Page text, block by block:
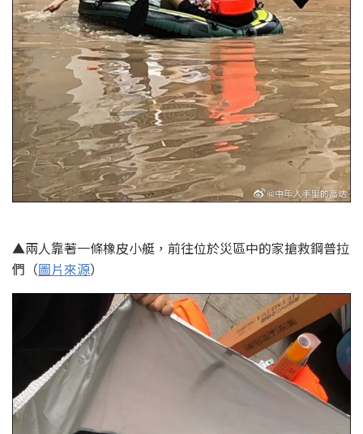
▲兩人靠著一條橡皮小艇，前往位於災區中的家搶救鋼普拉
們（圖片來源）